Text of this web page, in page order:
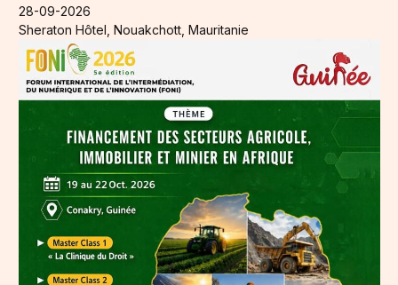
28-09-2026
Sheraton Hôtel, Nouakchott, Mauritanie